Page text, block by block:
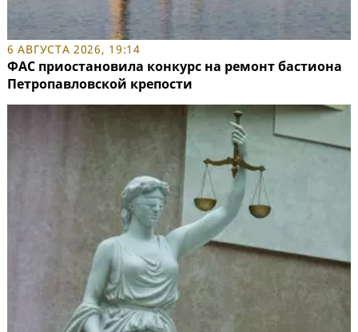
6 АВГУСТА 2026, 19:14
ФАС приостановила конкурс на ремонт бастиона
Петропавловской крепости